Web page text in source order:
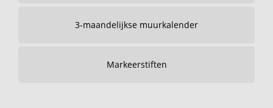
3-maandelijkse muurkalender
Markeerstiften